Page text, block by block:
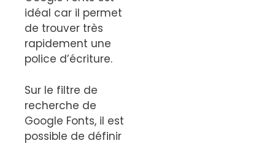
idéal car il permet
de trouver très
rapidement une
police d’écriture.
Sur le filtre de
recherche de
Google Fonts, il est
possible de définir